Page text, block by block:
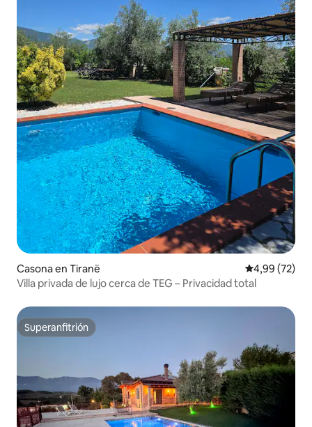
Casona en Tiranë Calificación
4,99 (72)
Villa privada de lujo cerca de TEG – Privacidad total
Superanfitrión
Superanfitrión